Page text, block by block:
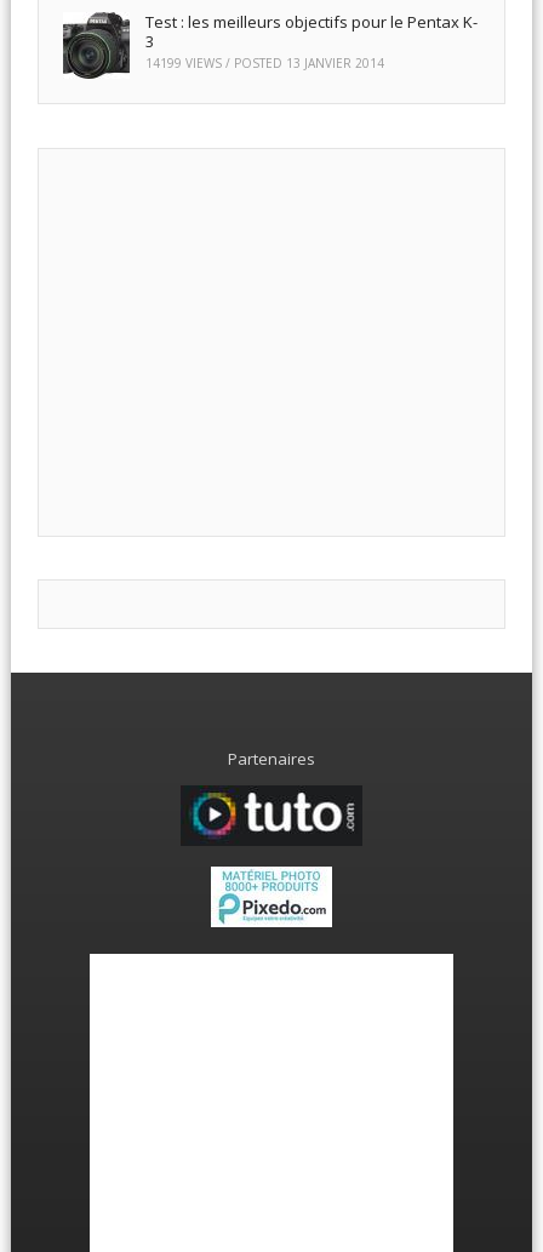
Test : les meilleurs objectifs pour le Pentax K-
3
14199 VIEWS / POSTED 13 JANVIER 2014
Partenaires